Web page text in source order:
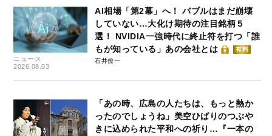
ニュース
2026.08.03
AI相場「第2幕」へ！ バブルはまだ崩壊
していない…大化け期待の注目銘柄５
選！ NVIDIA一強時代に終止符を打つ「誰
もが知っている」あの会社とは
有料
石井僚一
「あの時、広島の人たちは、もっと熱か
ったのでしょうね」美空ひばりのつぶや
きに込められた平和への祈り…『一本の